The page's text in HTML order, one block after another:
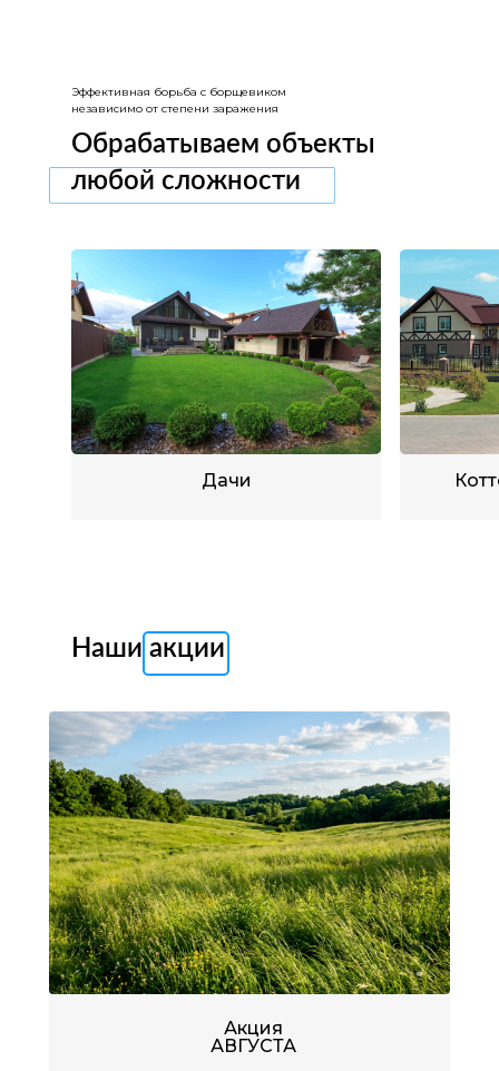
Обрабатываем объекты
любой сложности
Эффективная борьба с борщевиком
независимо от степени заражения
Дачи
Наши акции
Акция
АВГУСТА